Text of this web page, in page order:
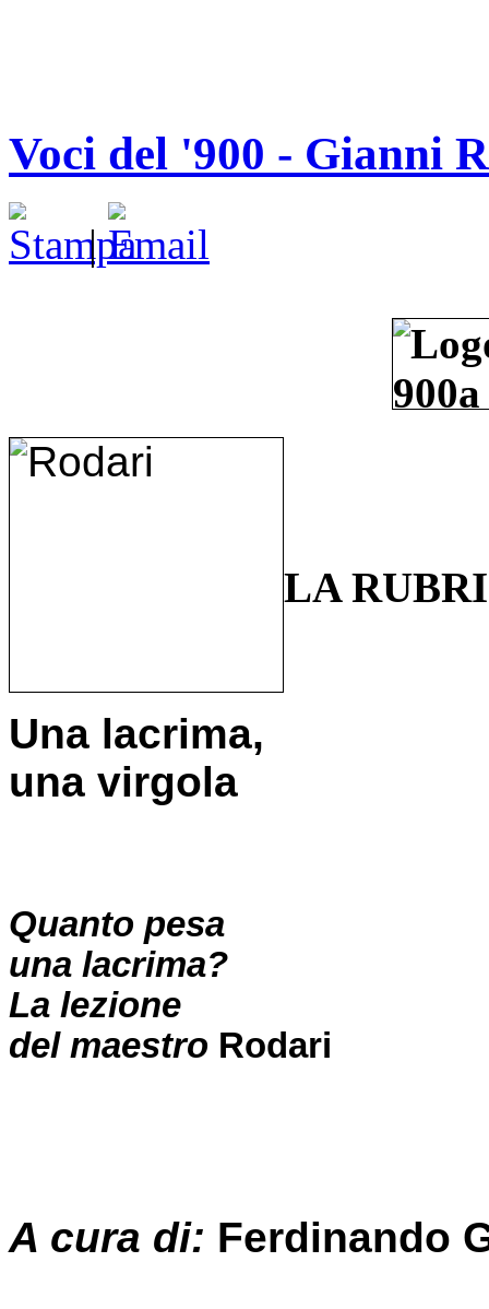
Voci del '900 - Gianni
|
LA
Una lacrima,
una virgola
Quanto pesa
una lacrima?
La lezione
del maestro Rodari
A cura di: Ferdinando